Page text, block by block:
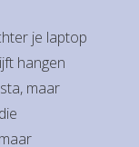
je laptop
hangen
maar